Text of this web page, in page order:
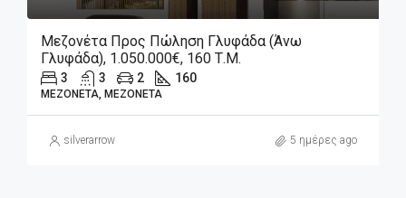
Μεζονέτα Προς Πώληση Γλυφάδα (Άνω
Γλυφάδα), 1.050.000€, 160 Τ.μ.
3 3 2 160
ΜΕΖΟΝΈΤΑ, ΜΕΖΟΝΈΤΑ
silverarrow 5 ημέρες ago